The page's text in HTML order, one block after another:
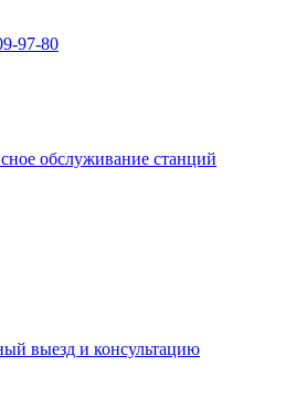
97-80
обслуживание станций
выезд и консультацию